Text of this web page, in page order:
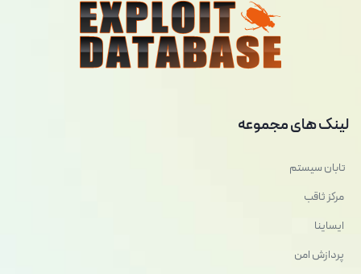
لینک های مجموعه
تابان سیستم
مرکز ثاقب
ایساینا
پردازش امن